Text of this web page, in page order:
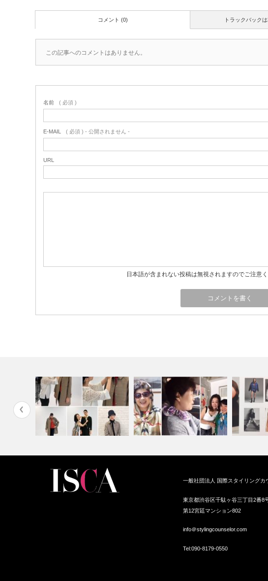
トラックバック
コメント (0)
この記事へのコメントはありません。
名前 ( 必須 )
E-MAIL ( 必須 ) - 公開されません -
URL
日本語が含まれない投稿は無視されますのでご注意
2018AWファッション撮影
にファッ
一般社団法人 国際スタイリングカ
東京都渋谷区千駄ヶ谷三丁目2番8
第12宮廷マンション802
info＠stylingcounselor.com
Tel:090-8179-0550